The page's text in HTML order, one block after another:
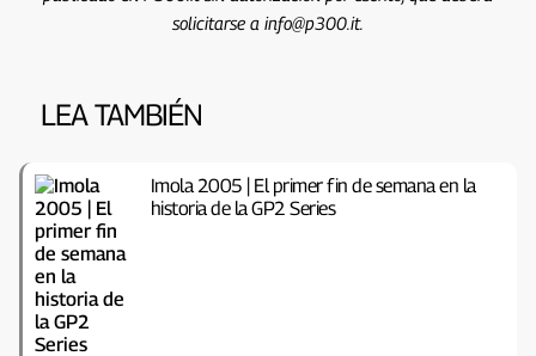
solicitarse a info@p300.it.
LEA TAMBIÉN
Imola 2005 | El primer fin de semana en la
historia de la GP2 Series